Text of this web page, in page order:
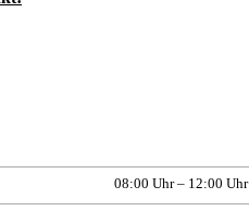
08:00 Uhr – 12:00 Uhr